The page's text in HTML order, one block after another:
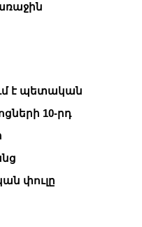
է պետական
10-րդ
փուլը